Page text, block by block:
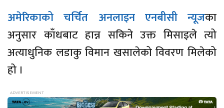
अम‍ेरिकाको चर्चित अनलाइन एनबीसी न्यूजका
अनुसार काँधबाट हान्न सकिने उक्त मिसाइले त्यो
अत्याधुनिक लडाकु विमान खसालेको विवरण मिलेको
हो ।